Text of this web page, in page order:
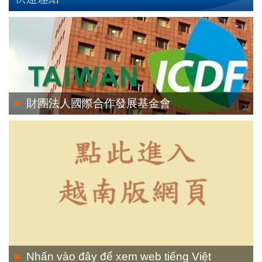
財團法人國際合作發展基金會
Nhấn vào đây để xem web tiếng Việt